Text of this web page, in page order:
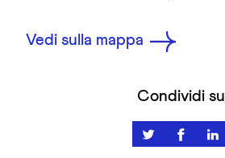
Vedi sulla mappa
Condividi su